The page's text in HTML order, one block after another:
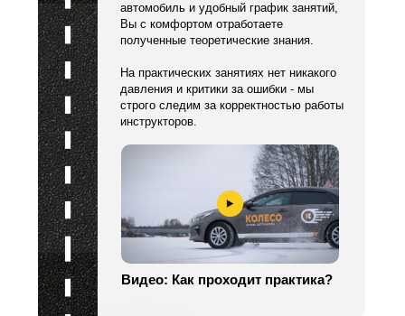
автомобиль и удобный график занятий,
Вы с комфортом отработаете
полученные теоретические знания.
На практических занятиях нет никакого
давления и критики за ошибки - мы
строго следим за корректностью работы
инструкторов.
Видео: Как проходит практика?